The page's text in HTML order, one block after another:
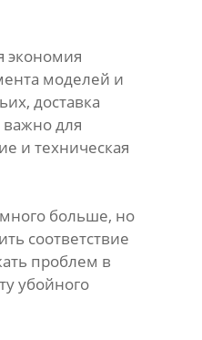
экономия
моделей и
доставка
важно для
и техническая
больше, но
соответствие
проблем в
убойного